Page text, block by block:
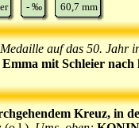
- ‰ 60,7 mm
auf das 50. Jahr
mit Schleier nach
Kreuz, in